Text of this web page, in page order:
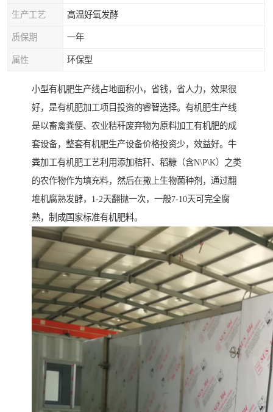
生产工艺 高温好氧发酵
质保期 一年
属性 环保型
小型有机肥生产线占地面积小，省钱，省人力，效果很
好，是有机肥加工项目投资的睿智选择。有机肥生产线
是以畜禽粪便、农业秸秆废弃物为原料加工有机肥的成
套设备，整套有机肥生产设备价格投资少，效益好。牛
粪加工有机肥工艺利用添加秸秆、稻糠（含N\P\K）之类
的农作物作为填充料，然后在撒上生物菌种剂，通过翻
堆机腐熟发酵，1-2天翻抛一次，一般7-10天可完全腐
熟，制成国家标准有机肥料。